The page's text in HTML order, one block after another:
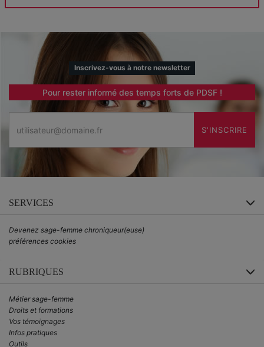
Inscrivez-vous à notre newsletter
Pour rester informé des temps forts de PDSF !
S'INSCRIRE
SERVICES
Devenez sage-femme chroniqueur(euse)
préférences cookies
RUBRIQUES
Métier sage-femme
Droits et formations
Vos témoignages
Infos pratiques
Outils